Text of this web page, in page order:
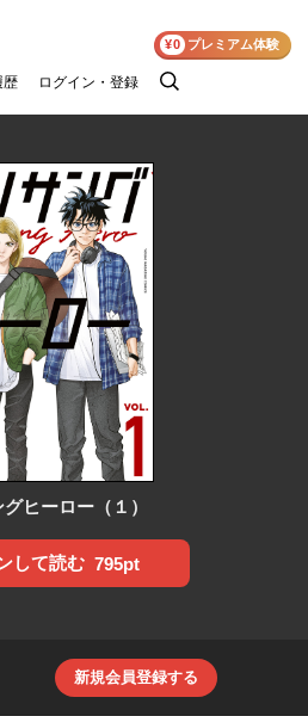
歴 ログイン・登録
検
¥0 プレミアム体験
ヒーロー（１）
して読む 795pt
新規会員登録する